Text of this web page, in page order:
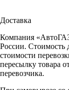
Доставка
Компания
России. Стоимость
стоимости
пересылку товара
перевозчика.